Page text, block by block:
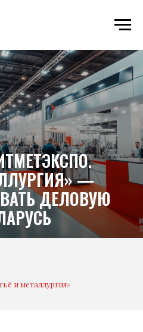
—
ДЕЛОВУЮ
и металлургия»